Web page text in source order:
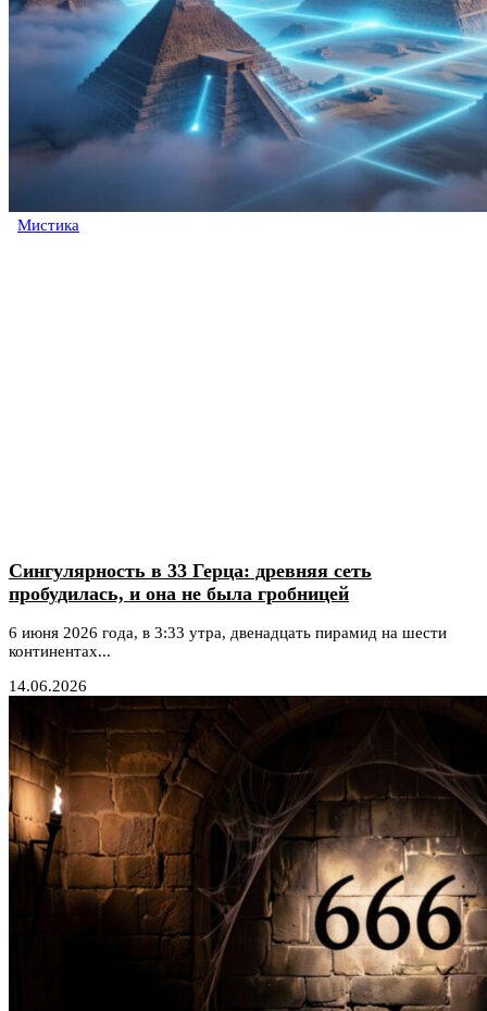
Мистика
Сингулярность в 33 Герца: древняя сеть
пробудилась, и она не была гробницей
6 июня 2026 года, в 3:33 утра, двенадцать пирамид на шести
континентах...
14.06.2026